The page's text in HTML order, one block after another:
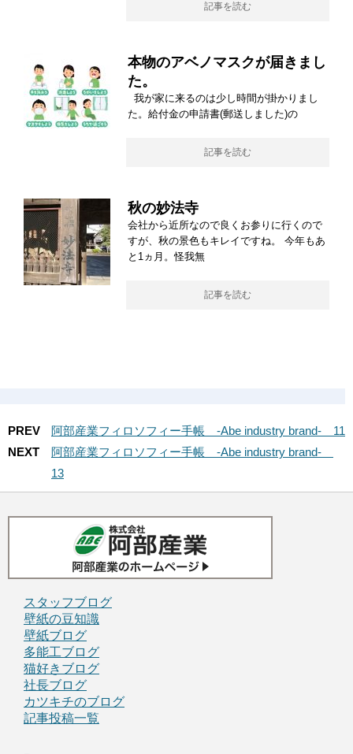
記事を読む
本物のアベノマスクが届きまし
た。
我が家に来るのは少し時間が掛かりまし
た。給付金の申請書(郵送しました)の
記事を読む
秋の妙法寺
会社から近所なので良くお参りに行くので
すが、秋の景色もキレイですね。 今年もあ
と1ヵ月。怪我無
記事を読む
PREV
阿部産業フィロソフィー手帳 -Abe industry brand- 11
NEXT
阿部産業フィロソフィー手帳 -Abe industry brand-
13
スタッフブログ
壁紙の豆知識
壁紙ブログ
多能工ブログ
猫好きブログ
社長ブログ
カツキチのブログ
記事投稿一覧